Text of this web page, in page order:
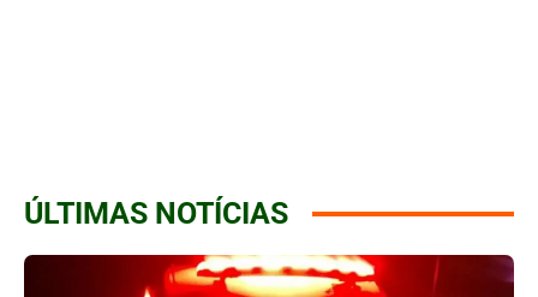
ÚLTIMAS NOTÍCIAS